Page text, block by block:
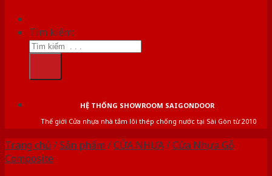
Tìm kiếm:
HỆ THỐNG SHOWROOM SAIGONDOOR
Thế giới Cửa nhựa nhà tắm lõi thép chống nước tại Sài Gòn từ 2010
Trang chủ /Sản phẩm /CỬA NHỰA/Cửa Nhựa Gỗ
Composite